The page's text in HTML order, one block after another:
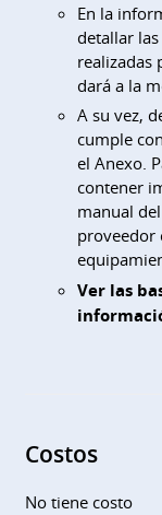
En la
detallar
realizadas
dará a la
A su vez,
cumple
el Anexo.
contener
manual
proveedor
Ver las
Costos
No tiene costo